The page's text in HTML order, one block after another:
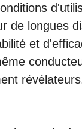
de longues
et